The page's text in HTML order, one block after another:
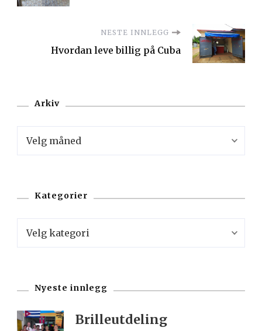
NESTE INNLEGG
Hvordan leve billig på Cuba
Arkiv
Arkiv
Kategorier
Kategorier
Nyeste innlegg
Brilleutdeling